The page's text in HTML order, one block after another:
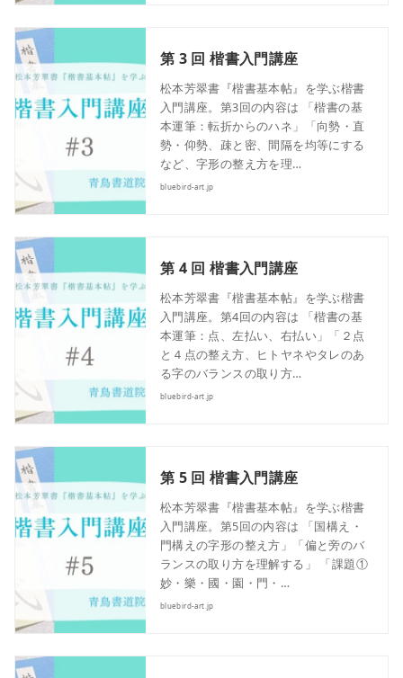
第 3 回 楷書入門講座
松本芳翠書『楷書基本帖』を学ぶ楷書
入門講座。第3回の内容は 「楷書の基
本運筆：転折からのハネ」「向勢・直
勢・仰勢、疎と密、間隔を均等にする
など、字形の整え方を理…
bluebird-art.jp
第 4 回 楷書入門講座
松本芳翠書『楷書基本帖』を学ぶ楷書
入門講座。第4回の内容は 「楷書の基
本運筆：点、左払い、右払い」「２点
と４点の整え方、ヒトヤネやタレのあ
る字のバランスの取り方…
bluebird-art.jp
第 5 回 楷書入門講座
松本芳翠書『楷書基本帖』を学ぶ楷書
入門講座。第5回の内容は 「国構え・
門構えの字形の整え方」「偏と旁のバ
ランスの取り方を理解する」 「課題①
妙・樂・國・園・門・…
bluebird-art.jp